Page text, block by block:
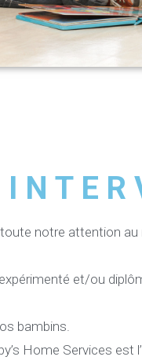
notre attention au
et/ou
bambins.
Home Services est